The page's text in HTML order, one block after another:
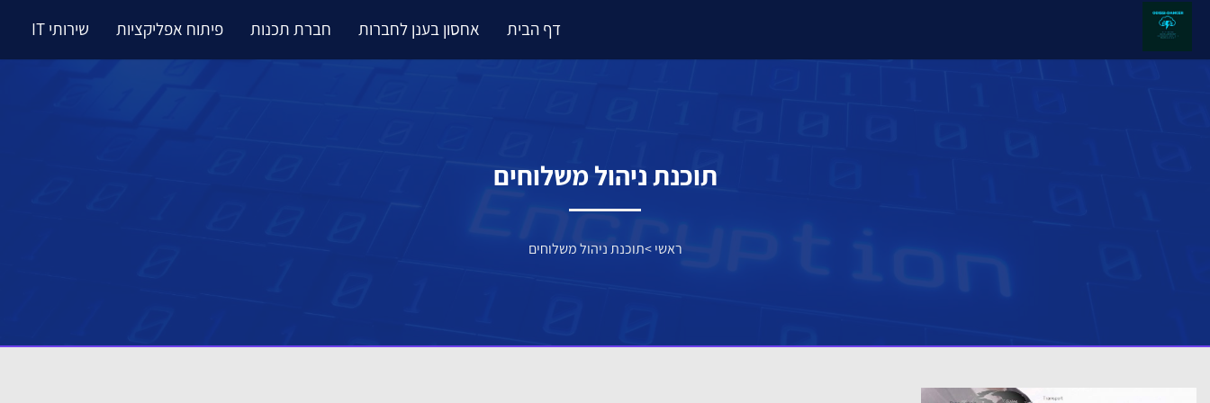
דף הבית אחסון בענן לחברות חברת תכנות פיתוח אפליקציות שירותי IT
תוכנת ניהול משלוחים
ראשי>תוכנת ניהול משלוחים